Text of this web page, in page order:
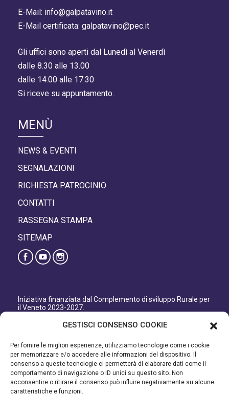
GESTISCI CONSENSO COOKIE
Per fornire le migliori esperienze, utilizziamo tecnologie come i cookie
per memorizzare e/o accedere alle informazioni del dispositivo. Il
consenso a queste tecnologie ci permetterà di elaborare dati come il
comportamento di navigazione o ID unici su questo sito. Non
acconsentire o ritirare il consenso può influire negativamente su alcune
caratteristiche e funzioni.
E-Mail: info@galpatavino.it
E-Mail certificata: galpatavino@pec.it
Gli uffici sono aperti dal Lunedì al Venerdì
dalle 8.30 alle 13.00
dalle 14.00 alle 17.30
Si riceve su appuntamento.
MENÙ
NEWS & EVENTI
SEGNALAZIONI
RICHIESTA PATROCINIO
CONTATTI
RASSEGNA STAMPA
SITEMAP
Iniziativa finanziata dal Complemento di sviluppo Rurale per
il Veneto 2023-2027.
Direzione AdG FEASR Bonifica e Irrigazione.
Iniziativa finanziata dal Programma di Sviluppo Rurale per il
Veneto 2014-2022.